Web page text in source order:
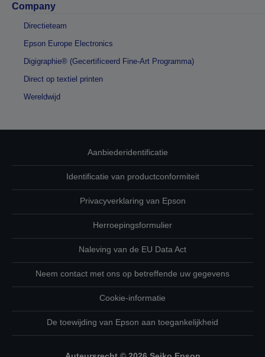
Company
Directieteam
Epson Europe Electronics
Digigraphie® (Gecertificeerd Fine-Art Programma)
Direct op textiel printen
Wereldwijd
Aanbiederidentificatie
Identificatie van productconformiteit
Privacyverklaring van Epson
Herroepingsformulier
Naleving van de EU Data Act
Neem contact met ons op betreffende uw gegevens
Cookie-informatie
De toewijding van Epson aan toegankelijkheid